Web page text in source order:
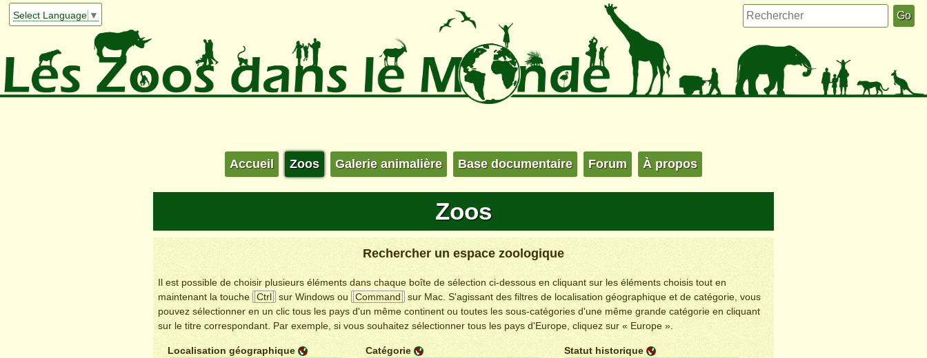
Select Language ▼
Accueil Zoos Galerie animalière Base documentaire Forum À propos
Zoos
Rechercher un espace zoologique
Il est possible de choisir plusieurs éléments dans chaque boîte de sélection ci-dessous en cliquant sur les éléments choisis tout en
maintenant la touche
Ctrl sur Windows ou Command
sur Mac. S'agissant des filtres de localisation géographique et de catégorie, vous
pouvez sélectionner en un clic tous les pays d'un même continent ou toutes les sous-catégories d'une même grande catégorie en cliquant
sur le titre correspondant. Par exemple, si vous souhaitez sélectionner tous les pays d'Europe, cliquez sur « Europe ».
Localisation géographique Catégorie Statut historique